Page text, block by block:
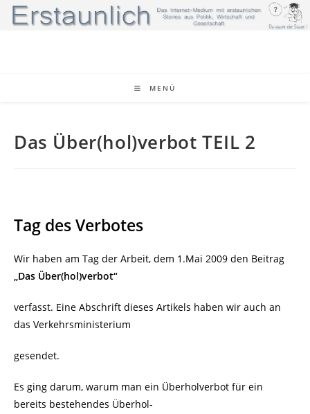
Zum
Inhalt
MENÜ
Das Über(hol)verbot TEIL 2
Tag des Verbotes
Wir haben am Tag der Arbeit, dem 1.Mai 2009 den Beitrag
„Das Über(hol)verbot“
verfasst. Eine Abschrift dieses Artikels haben wir auch an
das Verkehrsministerium
gesendet.
Es ging darum, warum man ein Überholverbot für ein
bereits bestehendes Überhol-